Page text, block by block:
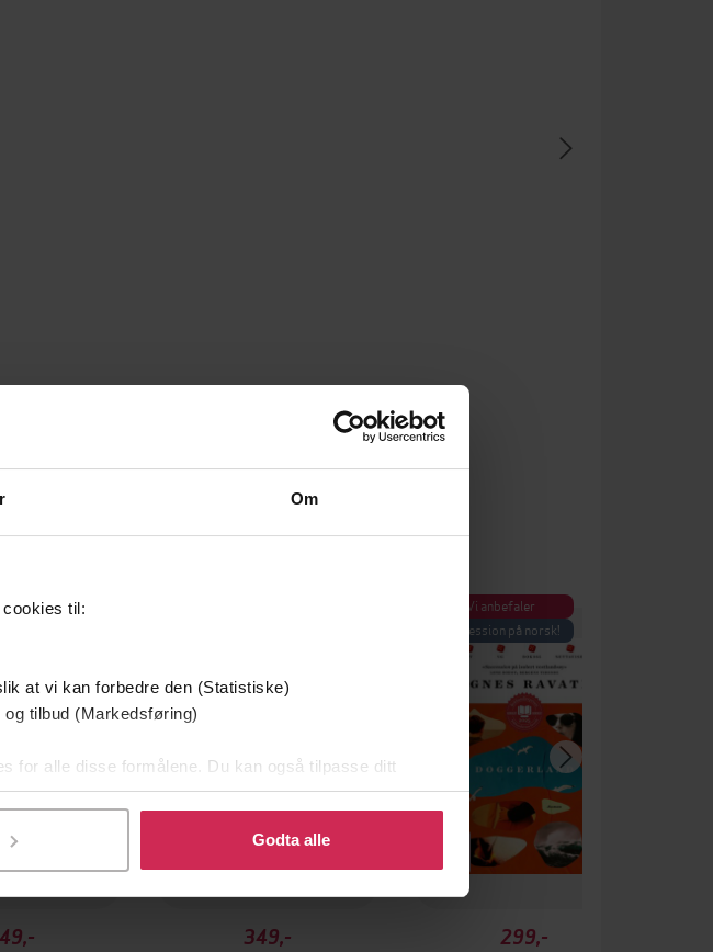
Om
til:
at vi kan forbedre den (Statistiske)
tilbud (Markedsføring)
for alle disse formålene. Du kan også tilpasse ditt
som helst trekke tilbake eller endre ditt samtykke.
Godta alle
349,-
Vi anbefaler
Succession på norsk!
299,-